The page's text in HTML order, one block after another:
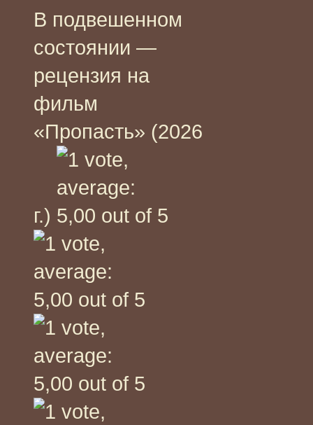
В подвешенном
состоянии —
рецензия на
фильм
«Пропасть» (2026
г.)